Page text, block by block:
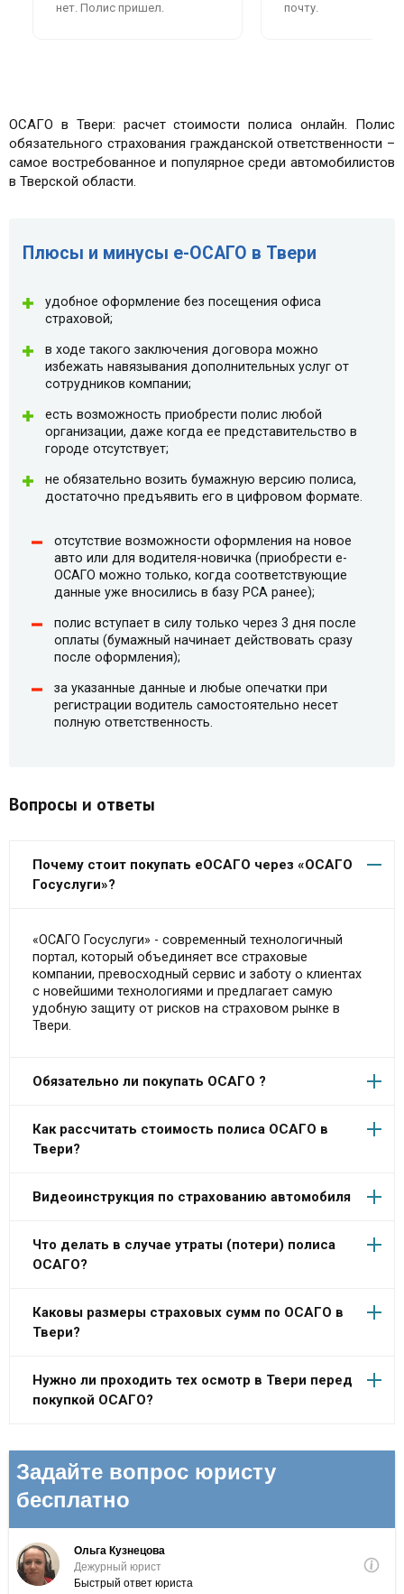
нет. Полис пришел.
почту.
ОСАГО в Твери: расчет стоимости полиса онлайн. Полис
обязательного страхования гражданской ответственности –
самое востребованное и популярное среди автомобилистов
в Тверской области.
Плюсы и минусы e-ОСАГО в Твери
удобное оформление без посещения офиса
страховой;
в ходе такого заключения договора можно
избежать навязывания дополнительных услуг от
сотрудников компании;
есть возможность приобрести полис любой
организации, даже когда ее представительство в
городе отсутствует;
не обязательно возить бумажную версию полиса,
достаточно предъявить его в цифровом формате.
отсутствие возможности оформления на новое
авто или для водителя-новичка (приобрести e-
ОСАГО можно только, когда соответствующие
данные уже вносились в базу РСА ранее);
полис вступает в силу только через 3 дня после
оплаты (бумажный начинает действовать сразу
после оформления);
за указанные данные и любые опечатки при
регистрации водитель самостоятельно несет
полную ответственность.
Вопросы и ответы
Почему стоит покупать еОСАГО через «ОСАГО
Госуслуги»?
«ОСАГО Госуслуги» - современный технологичный
портал, который объединяет все страховые
компании, превосходный сервис и заботу о клиентах
с новейшими технологиями и предлагает самую
удобную защиту от рисков на страховом рынке в
Твери.
Обязательно ли покупать ОСАГО ?
Как рассчитать стоимость полиса ОСАГО в
Твери?
Видеоинструкция по страхованию автомобиля
Что делать в случае утраты (потери) полиса
ОСАГО?
Каковы размеры страховых сумм по ОСАГО в
Твери?
Нужно ли проходить тех осмотр в Твери перед
покупкой ОСАГО?